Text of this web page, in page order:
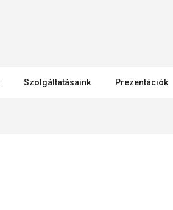
Szolgáltatásaink Prezentációk